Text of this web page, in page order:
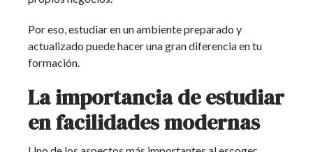
Por eso, estudiar en un ambiente preparado y
actualizado puede hacer una gran diferencia en tu
formación.
La importancia de estudiar
en facilidades modernas